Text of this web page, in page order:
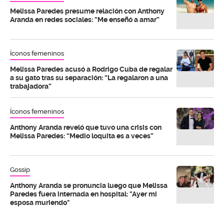
Melissa Paredes presume relación con Anthony
Aranda en redes sociales: “Me enseñó a amar”
Íconos femeninos
Melissa Paredes acusó a Rodrigo Cuba de regalar
a su gato tras su separación: “La regalaron a una
trabajadora”
Íconos femeninos
Anthony Aranda reveló que tuvo una crisis con
Melissa Paredes: “Medio loquita es a veces”
Gossip
Anthony Aranda se pronuncia luego que Melissa
Paredes fuera internada en hospital: "Ayer mi
esposa muriendo"